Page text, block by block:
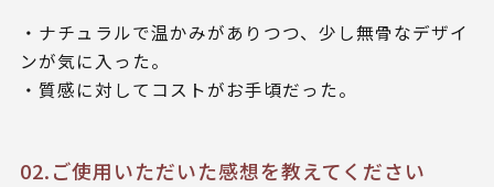
・ナチュラルで温かみがありつつ、少し無骨なデザイ
ンが気に入った。
・質感に対してコストがお手頃だった。
02.ご使用いただいた感想を教えてください